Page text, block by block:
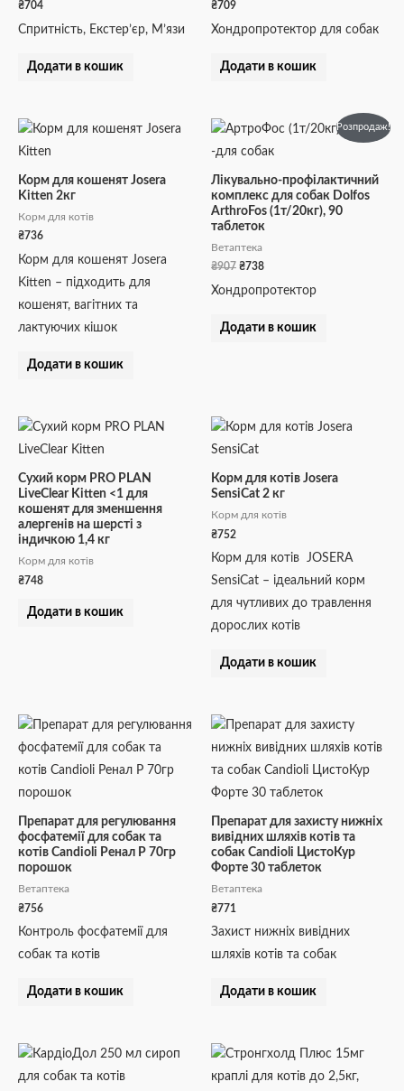
₴704
Спритність, Екстер’єр, М’язи
Додати в кошик
₴709
Хондропротектор для собак
Додати в кошик
Корм для кошенят Josera
Kitten 2кг
Корм для котів
₴736
Корм для кошенят Josera
Kitten – підходить для
кошенят, вагітних та
лактуючих кішок
Додати в кошик
Розпродаж!
Лікувально-профілактичний
комплекс для собак Dolfos
ArthroFos (1т/20кг), 90
таблеток
Ветаптека
₴907
Оригінальна
ціна:
₴907.
₴738
Поточна
₴738.
Хондропротектор
Додати в кошик
Сухий корм PRO PLAN
LiveClear Kitten <1 для
кошенят для зменшення
алергенів на шерсті з
індичкою 1,4 кг
Корм для котів
₴748
Додати в кошик
Корм для котів Josera
SensiCat 2 кг
Корм для котів
₴752
Корм для котів JOSERA
SensiCat – ідеальний корм
для чутливих до травлення
дорослих котів
Додати в кошик
Препарат для регулювання
фосфатемії для собак та
котів Candioli Ренал Р 70гр
порошок
Ветаптека
₴756
Контроль фосфатемії для
собак та котів
Додати в кошик
Препарат для захисту нижніх
вивідних шляхів котів та
собак Candioli ЦистоКур
Форте 30 таблеток
Ветаптека
₴771
Захист нижніх вивідних
шляхів котів та собак
Додати в кошик